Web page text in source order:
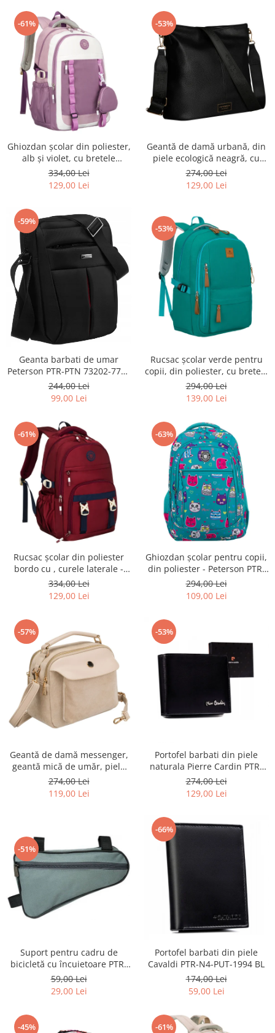
-61%
Ghiozdan școlar din poliester,
alb și violet, cu bretele
reglabile - Peterson PTR-PTN
8603-1303 PURPLE
334,00 Lei
129,00 Lei
-53%
Geantă de damă urbană, din
piele ecologică neagră, cu
curea reglabilă - Peterson
PTR-PTN JK6-06-6642
274,00 Lei
129,00 Lei
-59%
Geanta barbati de umar
Peterson PTR-PTN 73202-7738
BL
244,00 Lei
99,00 Lei
-53%
Rucsac școlar verde pentru
copii, din poliester, cu bretele
reglabile - Peterson PTR-PTN
BHX-01-9259 Gree
294,00 Lei
139,00 Lei
-61%
Rucsac școlar din poliester
bordo cu , curele laterale -
Peterson PTR-PTN 8594-1402
BORDO
334,00 Lei
129,00 Lei
-63%
Ghiozdan școlar pentru copii,
din poliester - Peterson PTR-
PTN BIEDRONKA G28
294,00 Lei
109,00 Lei
-57%
Geantă de damă messenger,
geantă mică de umăr, piele
ecologică, geantă bej cu
fermoar la modă - Peterson
PTR-PTN MX02-P-7717-D.BE
274,00 Lei
119,00 Lei
-53%
Portofel barbati din piele
naturala Pierre Cardin PTR-
8806 TILAK51
274,00 Lei
129,00 Lei
-51%
Suport pentru cadru de
bicicletă cu încuietoare PTR-
AR-S-101
59,00 Lei
29,00 Lei
-66%
Portofel barbati din piele
Cavaldi PTR-N4-PUT-1994 BL
174,00 Lei
59,00 Lei
-45% -61%